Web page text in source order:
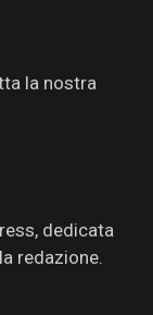
la nostra
dedicata
redazione.